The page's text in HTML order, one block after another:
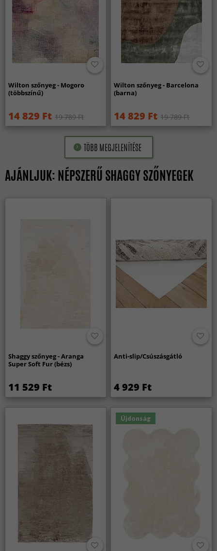
Wilton szőnyeg - Mogoro
(többszínű)
14 829 Ft 19 789 Ft
Wilton szőnyeg - Barcelona
(barna)
14 829 Ft 19 789 Ft
TÖBB MEGJELENÍTÉSE
AJÁNLJUK: NÉPSZERŰ SHAGGY SZŐNYEGEK
Shaggy szőnyeg - Aranga
Super Soft Fur (bézs)
11 529 Ft
Anti-slip/Csúszásgátló
4 929 Ft
Újdonság